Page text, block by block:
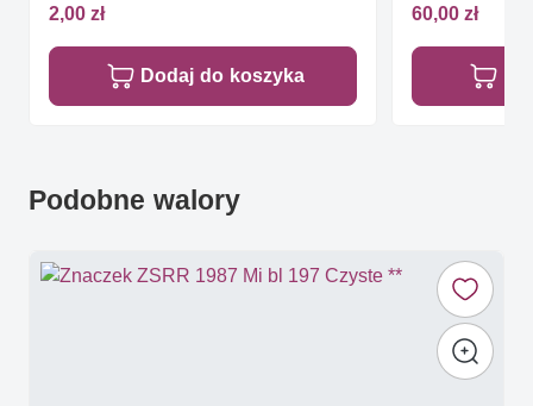
2,00 zł
Dodaj do koszyka
60,00 zł
Podobne walory